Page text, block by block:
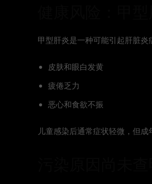
甲型肝炎是一种可能引起肝脏炎
皮肤和眼白发黄
疲倦乏力
恶心和食欲不振
儿童感染后通常症状轻微，但